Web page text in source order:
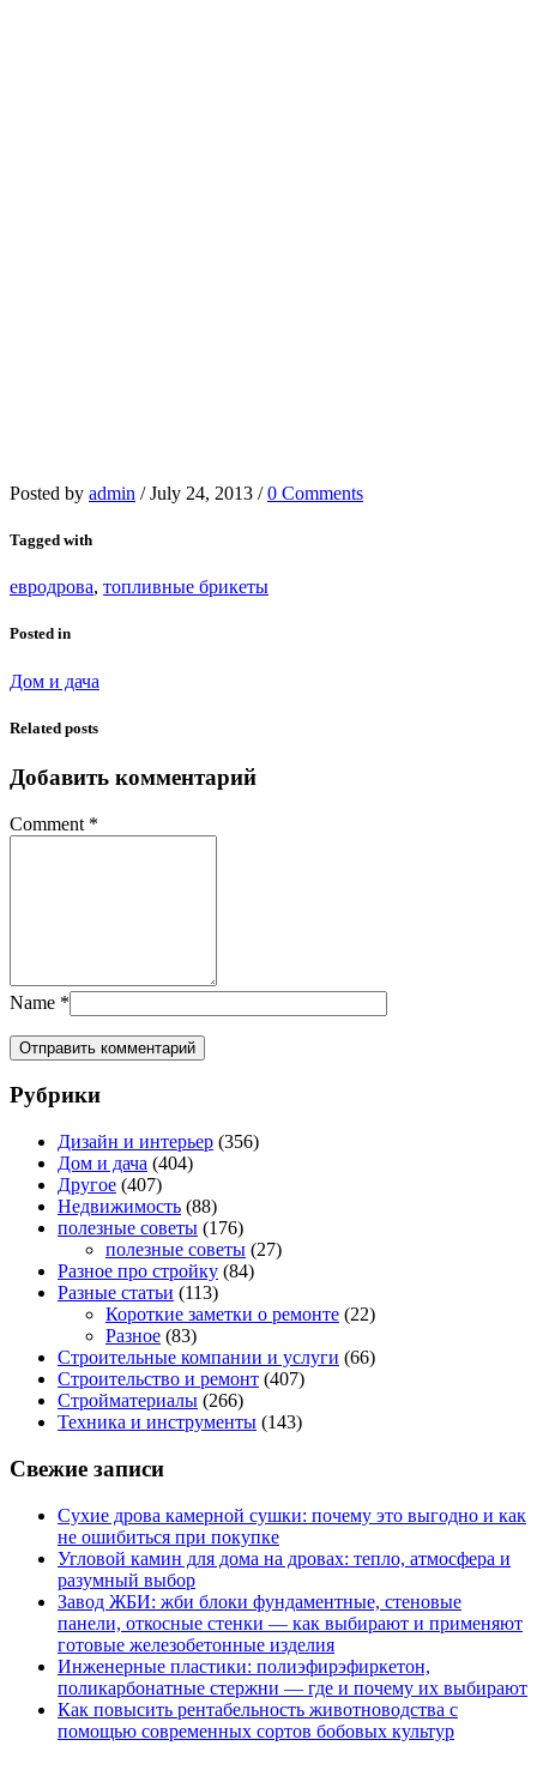
Posted by admin / July 24, 2013 / 0 Comments
Tagged with
евродрова, топливные брикеты
Posted in
Дом и дача
Related posts
Добавить комментарий
Comment *
Name *
Рубрики
Дизайн и интерьер (356)
Дом и дача (404)
Другое (407)
Недвижимость (88)
полезные советы (176)
полезные советы (27)
Разное про стройку (84)
Разные статьи (113)
Короткие заметки о ремонте (22)
Разное (83)
Строительные компании и услуги (66)
Строительство и ремонт (407)
Стройматериалы (266)
Техника и инструменты (143)
Свежие записи
Сухие дрова камерной сушки: почему это выгодно и как
не ошибиться при покупке
Угловой камин для дома на дровах: тепло, атмосфера и
разумный выбор
Завод ЖБИ: жби блоки фундаментные, стеновые
панели, откосные стенки — как выбирают и применяют
готовые железобетонные изделия
Инженерные пластики: полиэфирэфиркетон,
поликарбонатные стержни — где и почему их выбирают
Как повысить рентабельность животноводства с
помощью современных сортов бобовых культур